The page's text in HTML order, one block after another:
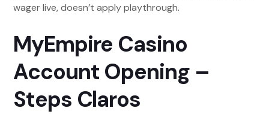
wager live, doesn’t apply playthrough.
MyEmpire Casino
Account Opening –
Steps Claros